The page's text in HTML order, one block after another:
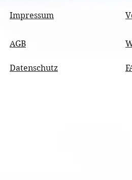
Impressum
AGB
Datenschutz